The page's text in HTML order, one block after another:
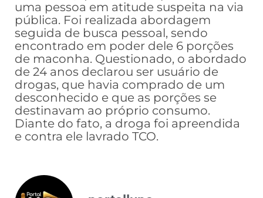
uma pessoa em atitude suspeita na via
pública. Foi realizada abordagem
seguida de busca pessoal, sendo
encontrado em poder dele 6 porções
de maconha. Questionado, o abordado
de 24 anos declarou ser usuário de
drogas, que havia comprado de um
desconhecido e que as porções se
destinavam ao próprio consumo.
Diante do fato, a droga foi apreendida
e contra ele lavrado TCO.